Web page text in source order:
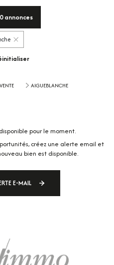
0annonces
VENTE
AIGUEBLANCHE
pour le moment.
créez une alerte email et
bien est disponible.
E-MAIL